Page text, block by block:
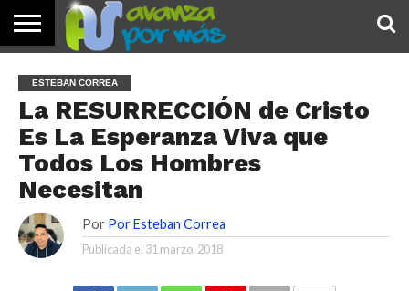
PALABRA
DE HOY
DEVOCIONALES
NOTICIAS
TESTIMONIOS
ORACIONES
SOBRE
NOSOTROS
IMÁGENES
ESTEBAN CORREA
La RESURRECCIÓN de Cristo
Es La Esperanza Viva que
Todos Los Hombres
Necesitan
Por Por Esteban Correa
Publicada el 31 marzo, 2018